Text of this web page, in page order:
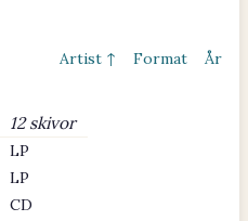
Artist ↑ Format År
12 skivor
LP
LP
CD